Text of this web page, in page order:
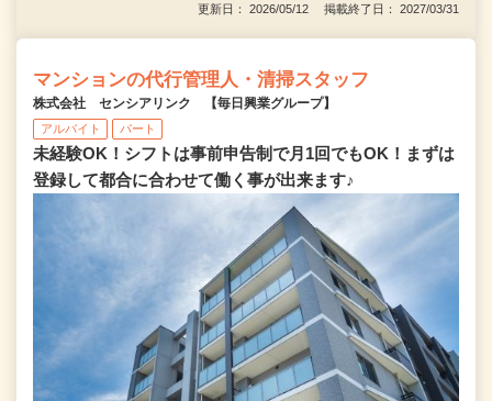
更新日： 2026/05/12 掲載終了日： 2027/03/31
マンションの代行管理人・清掃スタッフ
株式会社 センシアリンク 【毎日興業グループ】
アルバイト パート
未経験OK！シフトは事前申告制で月1回でもOK！まずは
登録して都合に合わせて働く事が出来ます♪